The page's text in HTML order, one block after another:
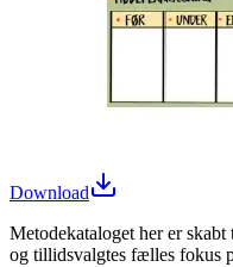
Download
Metodekataloget her er
og tillidsvalgtes fælles fokus